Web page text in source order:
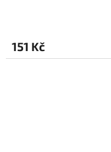
151 Kč